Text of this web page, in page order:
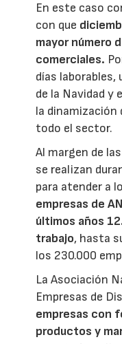
En este caso
con que
mayor número
comerciales.
días laborables,
de la Navidad
la dinamización
todo el sector.
Al margen de
se realizan
para atender a
empresas de
últimos años
trabajo, hasta
los 230.000
La Asociación
Empresas de
empresas con
productos y